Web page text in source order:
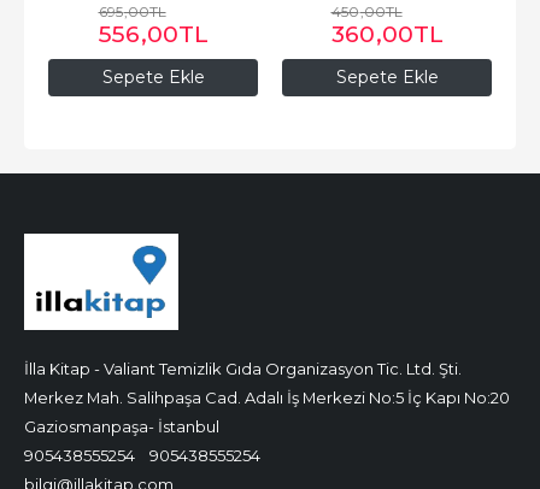
Sepete Ekle
695,00TL
556,00TL
Sepete Ekle
450,00TL
360,00TL
İlla Kitap - Valiant Temizlik Gıda Organizasyon Tic. Ltd. Şti.
Merkez Mah. Salihpaşa Cad. Adalı İş Merkezi No:5 İç Kapı No:20
Gaziosmanpaşa- İstanbul
905438555254
905438555254
bilgi@illakitap.com